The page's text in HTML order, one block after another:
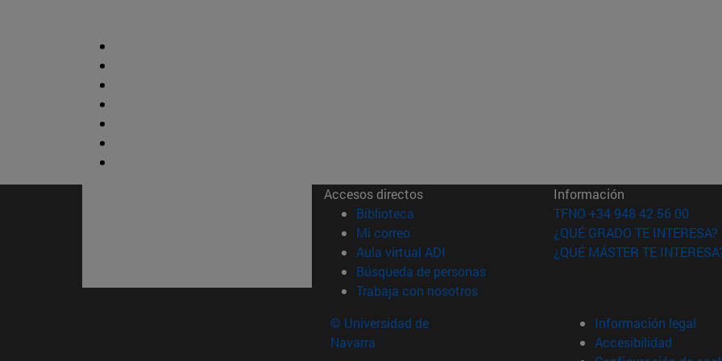
Accesos directos
Biblioteca (abre en nueva ventana)
Mi correo(abre en nueva ventana)
Aula virtual ADI (abre en nueva ventana)
Búsqueda de personas(abre en nueva ventana)
Trabaja con nosotros(abre en nueva ventana)
Información
TFNO +34 948 42 56 00
¿QUÉ GRADO TE INTERESA?
¿QUÉ MÁSTER TE
© Universidad de
Navarra
Información legal
Accesibilidad